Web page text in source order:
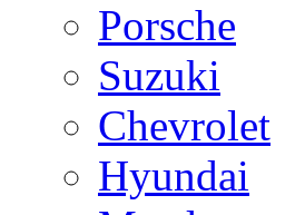
Porsche
Suzuki
Chevrolet
Hyundai